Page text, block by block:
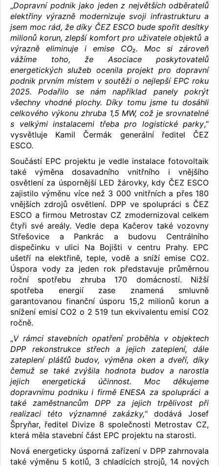
„Dopravní podnik jako jeden z největších odběratelů
elektřiny výrazně modernizuje svoji infrastrukturu a
jsem moc rád, že díky ČEZ ESCO bude spořit desítky
milionů korun, zlepší komfort pro uživatele objektů a
výrazně eliminuje i emise CO₂. Moc si zároveň
vážíme toho, že Asociace poskytovatelů
energetických služeb ocenila projekt pro dopravní
podnik prvním místem v soutěži o nejlepší EPC roku
2025. Podařilo se nám například panely pokrýt
všechny vhodné plochy. Díky tomu jsme tu dosáhli
celkového výkonu zhruba 1,5 MW, což je srovnatelné
s velkými instalacemi třeba pro logistické parky,“
vysvětluje Kamil Čermák generální ředitel ČEZ
ESCO.
Součástí EPC projektu je vedle instalace fotovoltaik
také výměna dosavadního vnitřního i vnějšího
osvětlení za úspornější LED žárovky, kdy ČEZ ESCO
zajistilo výměnu více než 3 000 vnitřních a přes 180
vnějších zdrojů osvětlení. DPP ve spolupráci s ČEZ
ESCO a firmou Metrostav CZ zmodernizoval celkem
čtyři své areály. Vedle depa Kačerov také vozovny
Střešovice a Pankrác a budovu Centrálního
dispečinku v ulici Na Bojišti v centru Prahy. EPC
ušetří na elektřině, teple, vodě a sníží emise CO2.
Úspora vody za jeden rok představuje průměrnou
roční spotřebu zhruba 170 domácností. Nižší
spotřeba energií zase znamená smluvně
garantovanou finanční úsporu 15,2 milionů korun a
snížení emisí CO2 o 2 519 tun ekvivalentu emisí CO2
ročně.
„V rámci stavebních opatření proběhla v objektech
DPP rekonstrukce střech a jejich zateplení, dále
zateplení plášťů budov, výměna oken a dveří, díky
čemuž se také zvýšila hodnota budov a narostla
jejich energetická účinnost. Moc děkujeme
dopravnímu podniku i firmě ENESA za spolupráci a
také zaměstnancům DPP za jejich trpělivost při
realizaci této významné zakázky,“ dodává Josef
Špryňar, ředitel Divize 8 společnosti Metrostav CZ,
která měla stavební část EPC projektu na starosti.
Nová energeticky úsporná zařízení v DPP zahrnovala
také výměnu 5 kotlů, 3 chladících strojů, 14 nových